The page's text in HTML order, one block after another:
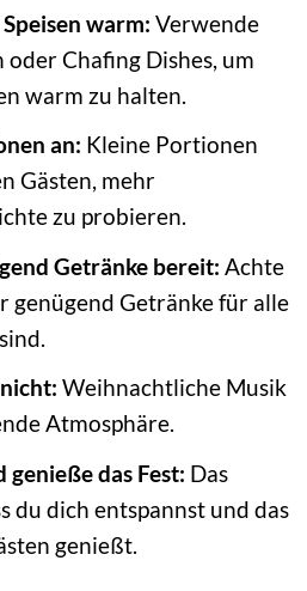
warm: Verwende
Chafing Dishes, um
warm zu halten.
an: Kleine Portionen
Gästen, mehr
zu probieren.
Getränke bereit: Achte
genügend Getränke für alle
Weihnachtliche Musik
Atmosphäre.
genieße das Fest: Das
du dich entspannst und das
genießt.